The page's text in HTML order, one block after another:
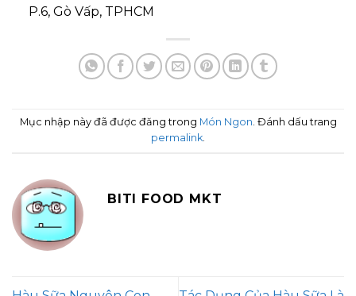
P.6, Gò Vấp, TPHCM
Mục nhập này đã được đăng trong Món Ngon. Đánh dấu trang
permalink.
BITI FOOD MKT